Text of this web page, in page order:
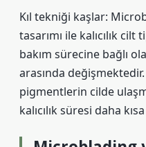
Kıl tekniği kaşlar:
tasarımı ile kalıcılık
bakım sürecine bağlı
arasında
pigmentlerin cilde
kalıcılık süresi daha